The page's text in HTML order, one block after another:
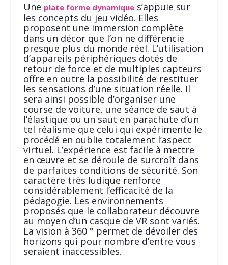
Une plate forme dynamiques’appuie sur
les concepts du jeu vidéo. Elles
proposent une immersion complète
dans un décor que l’on ne différencie
presque plus du monde réel. L’utilisation
d’appareils périphériques dotés de
retour de force et de multiples capteurs
offre en outre la possibilité de restituer
les sensations d’une situation réelle. Il
sera ainsi possible d’organiser une
course de voiture, une séance de saut à
l’élastique ou un saut en parachute d’un
tel réalisme que celui qui expérimente le
procédé en oublie totalement l’aspect
virtuel. L’expérience est facile à mettre
en œuvre et se déroule de surcroît dans
de parfaites conditions de sécurité. Son
caractère très ludique renforce
considérablement l’efficacité de la
pédagogie. Les environnements
proposés que le collaborateur découvre
au moyen d’un casque de VR sont variés.
La vision à 360 ° permet de dévoiler des
horizons qui pour nombre d’entre vous
seraient inaccessibles.